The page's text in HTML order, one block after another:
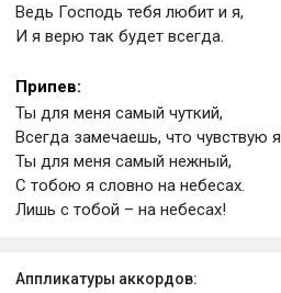
Ведь Господь тебя любит и я,
И я верю так будет всегда.
Припев:
Ты для меня самый чуткий,
Всегда замечаешь, что чувствую я.
Ты для меня самый нежный,
C тобою я словно на небесах.
Лишь с тобой – на небесах!
Аппликатуры аккордов: